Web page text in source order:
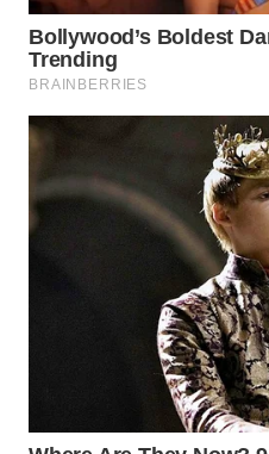
SUKABUMI
WN
PRIANGAN